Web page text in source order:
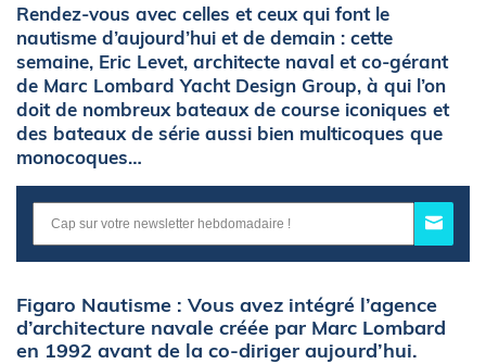
Rendez-vous avec celles et ceux qui font le
nautisme d’aujourd’hui et de demain : cette
semaine, Eric Levet, architecte naval et co-gérant
de Marc Lombard Yacht Design Group, à qui l’on
doit de nombreux bateaux de course iconiques et
des bateaux de série aussi bien multicoques que
monocoques…
Figaro Nautisme : Vous avez intégré l’agence
d’architecture navale créée par Marc Lombard
en 1992 avant de la co-diriger aujourd’hui.